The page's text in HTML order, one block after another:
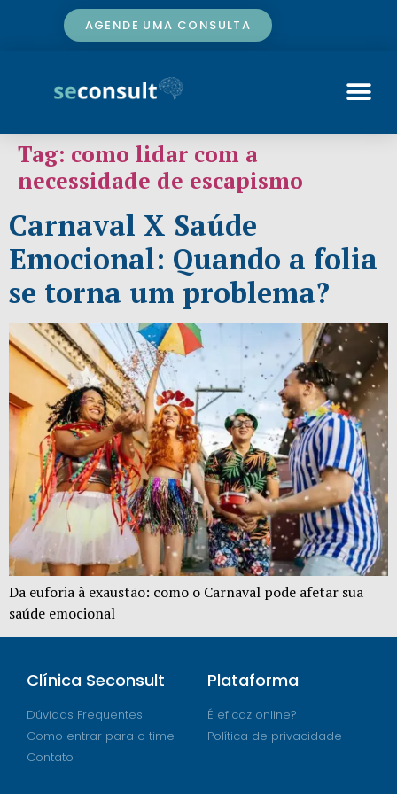
AGENDE UMA CONSULTA
Tag: como lidar com a
necessidade de escapismo
Carnaval X Saúde
Emocional: Quando a folia
se torna um problema?
Da euforia à exaustão: como o Carnaval pode afetar sua
saúde emocional
Clínica Seconsult
Dúvidas Frequentes
Como entrar para o time
Contato
Plataforma
É eficaz online?
Política de privacidade